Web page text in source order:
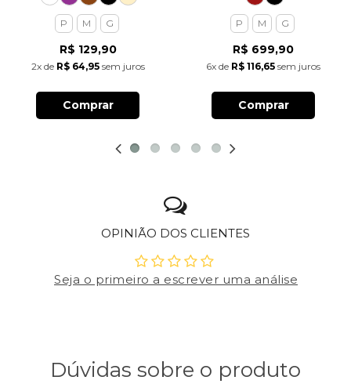
P M G
R$ 129,90
2xde R$ 64,95sem juros
Comprar
P M G
R$ 699,90
6x de R$ 116,65 sem juros
Comprar
OPINIÃO DOS CLIENTES
Seja o primeiro a escrever uma análise
Dúvidas sobre o produto